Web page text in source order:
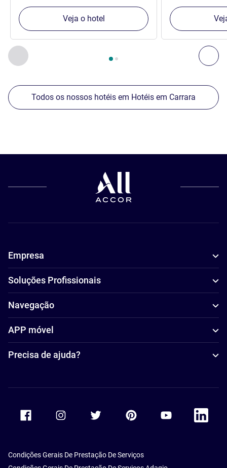
Anterior - Os nossos outros estabelecimentos nas
Página , Os nossos outros estabelecimentos nas
Veja o hotel
Todos os nossos hotéis em Hotéis em Carrara
Empresa
Soluções Profissionais
Navegação
APP móvel
Precisa de ajuda?
Accor Facebook Accor TwitterAccor PinterestAccor Youtube
Accor
Condições Gerais De Prestação De Serviços